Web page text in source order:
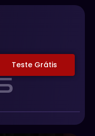
Teste Grátis